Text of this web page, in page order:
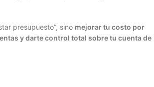
presupuesto”, sino mejorar tu costo por
y darte control total sobre tu cuenta de